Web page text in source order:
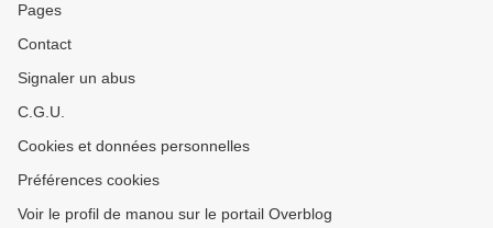
Pages
Contact
Signaler un abus
C.G.U.
Cookies et données personnelles
Préférences cookies
Voir le profil de manou sur le portail Overblog